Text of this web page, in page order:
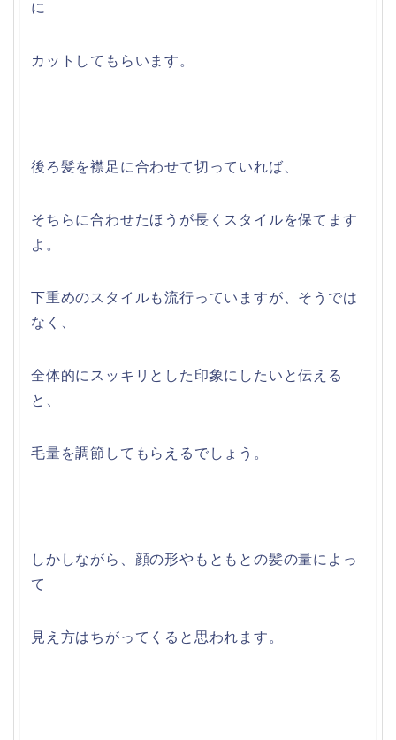
に
カットしてもらいます。
後ろ髪を襟足に合わせて切っていれば、
そちらに合わせたほうが長くスタイルを保てます
よ。
下重めのスタイルも流行っていますが、そうでは
なく、
全体的にスッキリとした印象にしたいと伝える
と、
毛量を調節してもらえるでしょう。
しかしながら、顔の形やもともとの髪の量によっ
て
見え方はちがってくると思われます。